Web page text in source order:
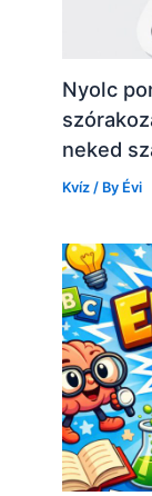
Nyolc
neked
Kvíz / By Évi